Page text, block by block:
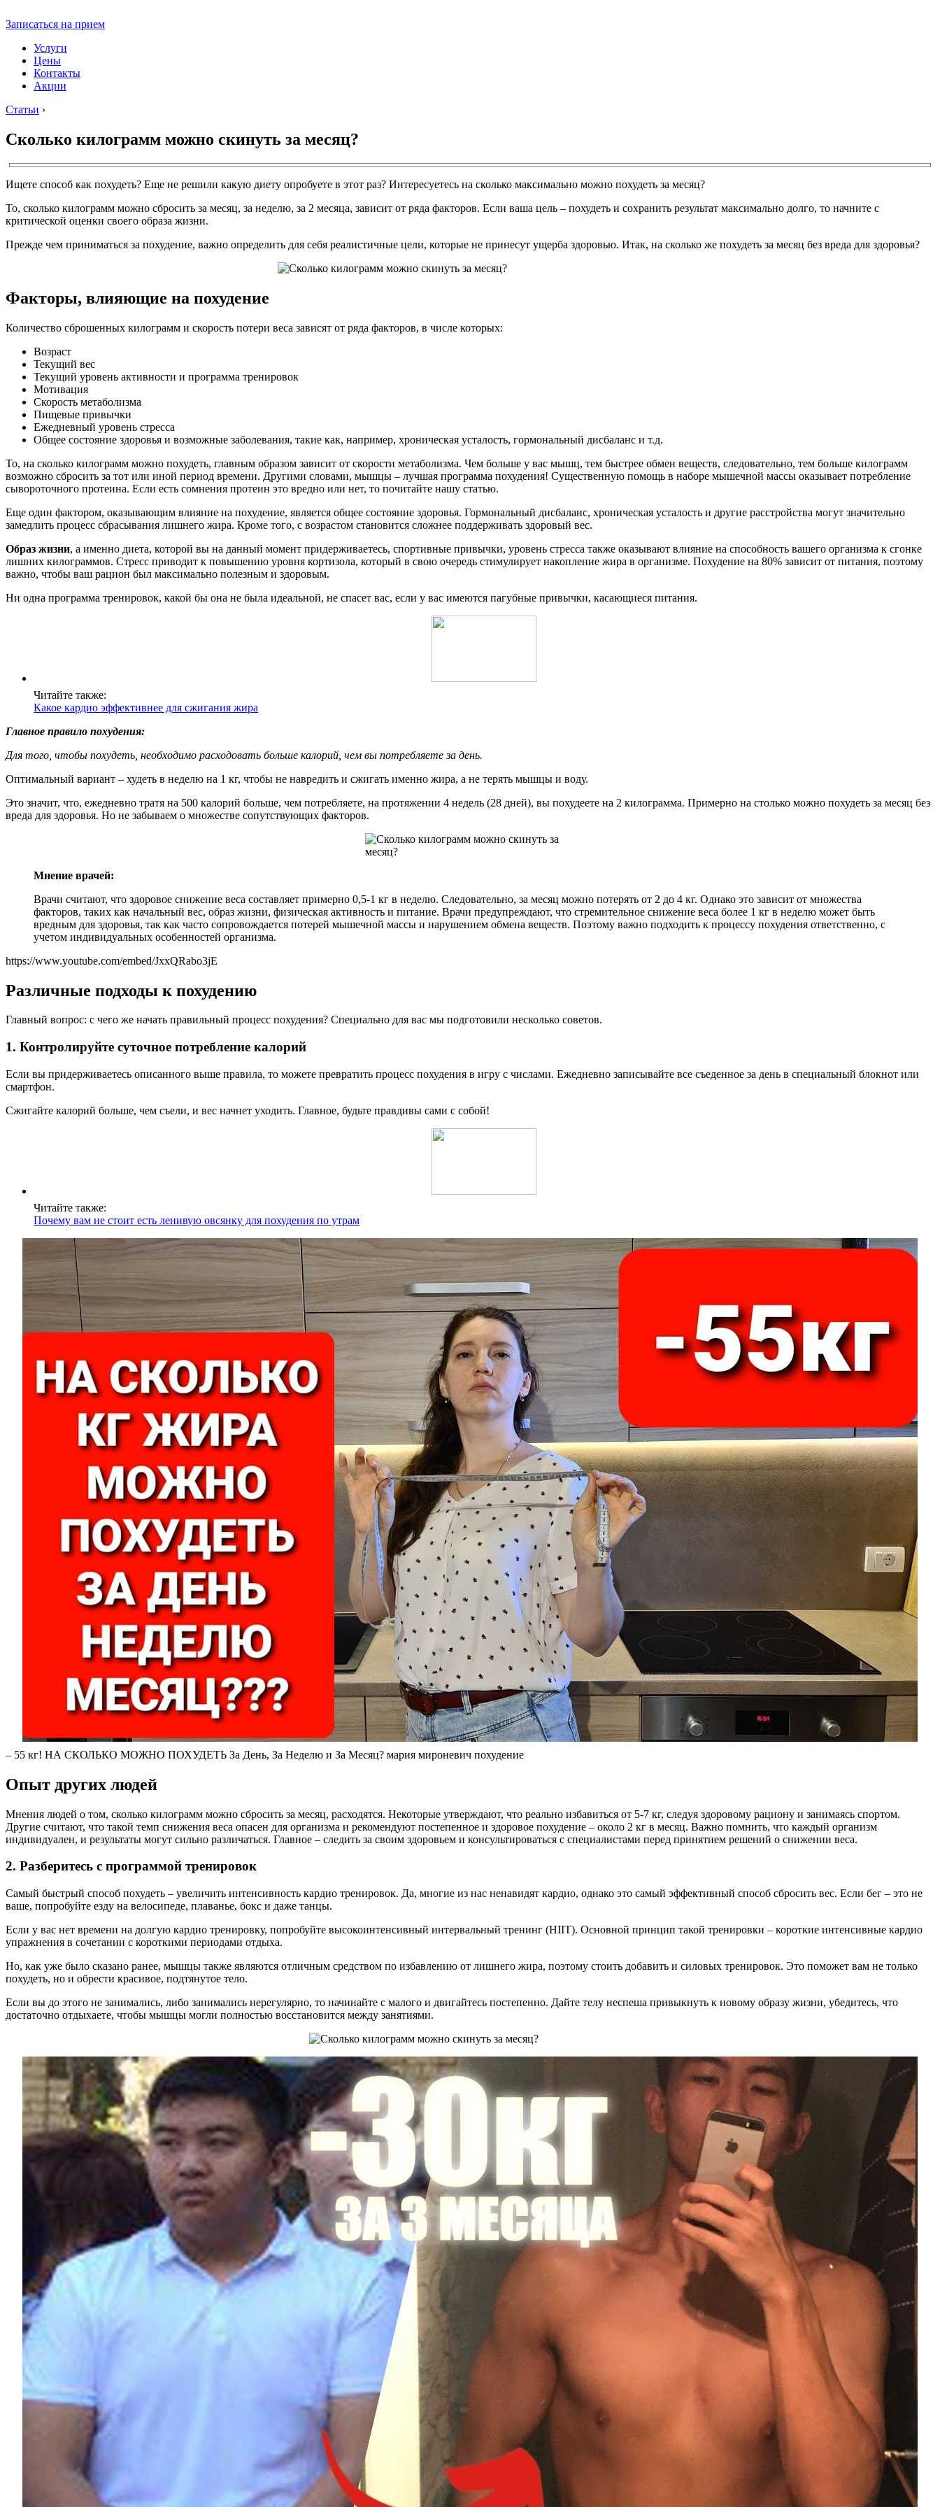
Записаться на прием
Услуги
Цены
Контакты
Акции
Статьи ›
Сколько килограмм можно скинуть за месяц?
Ищете способ как похудеть? Еще не решили какую диету опробуете в этот раз? Интересуетесь на сколько максимально можно похудеть за месяц?
То, сколько килограмм можно сбросить за месяц, за неделю, за 2 месяца, зависит от ряда факторов. Если ваша цель – похудеть и сохранить результат максимально долго, то начните с
критической оценки своего образа жизни.
Прежде чем приниматься за похудение, важно определить для себя реалистичные цели, которые не принесут ущерба здоровью. Итак, на сколько же похудеть за месяц без вреда для здоровья?
Факторы, влияющие на похудение
Количество сброшенных килограмм и скорость потери веса зависят от ряда факторов, в числе которых:
Возраст
Текущий вес
Текущий уровень активности и программа тренировок
Мотивация
Скорость метаболизма
Пищевые привычки
Ежедневный уровень стресса
Общее состояние здоровья и возможные заболевания, такие как, например, хроническая усталость, гормональный дисбаланс и т.д.
То, на сколько килограмм можно похудеть, главным образом зависит от скорости метаболизма. Чем больше у вас мышц, тем быстрее обмен веществ, следовательно, тем больше килограмм
возможно сбросить за тот или иной период времени. Другими словами, мышцы – лучшая программа похудения! Существенную помощь в наборе мышечной массы оказывает потребление
сывороточного протеина. Если есть сомнения протеин это вредно или нет, то почитайте нашу статью.
Еще один фактором, оказывающим влияние на похудение, является общее состояние здоровья. Гормональный дисбаланс, хроническая усталость и другие расстройства могут значительно
замедлить процесс сбрасывания лишнего жира. Кроме того, с возрастом становится сложнее поддерживать здоровый вес.
Образ жизни, а именно диета, которой вы на данный момент придерживаетесь, спортивные привычки, уровень стресса также оказывают влияние на способность вашего организма к сгонке
лишних килограммов. Стресс приводит к повышению уровня кортизола, который в свою очередь стимулирует накопление жира в организме. Похудение на 80% зависит от питания, поэтому
важно, чтобы ваш рацион был максимально полезным и здоровым.
Ни одна программа тренировок, какой бы она не была идеальной, не спасет вас, если у вас имеются пагубные привычки, касающиеся питания.
Читайте также:
Какое кардио эффективнее для сжигания жира
Главное правило похудения:
Для того, чтобы похудеть, необходимо расходовать больше калорий, чем вы потребляете за день.
Оптимальный вариант – худеть в неделю на 1 кг, чтобы не навредить и сжигать именно жира, а не терять мышцы и воду.
Это значит, что, ежедневно тратя на 500 калорий больше, чем потребляете, на протяжении 4 недель (28 дней), вы похудеете на 2 килограмма. Примерно на столько можно похудеть за месяц без
вреда для здоровья. Но не забываем о множестве сопутствующих факторов.
Мнение врачей:
Врачи считают, что здоровое снижение веса составляет примерно 0,5-1 кг в неделю. Следовательно, за месяц можно потерять от 2 до 4 кг. Однако это зависит от множества
факторов, таких как начальный вес, образ жизни, физическая активность и питание. Врачи предупреждают, что стремительное снижение веса более 1 кг в неделю может быть
вредным для здоровья, так как часто сопровождается потерей мышечной массы и нарушением обмена веществ. Поэтому важно подходить к процессу похудения ответственно, с
учетом индивидуальных особенностей организма.
https://www.youtube.com/embed/JxxQRabo3jE
Различные подходы к похудению
Главный вопрос: с чего же начать правильный процесс похудения? Специально для вас мы подготовили несколько советов.
1. Контролируйте суточное потребление калорий
Если вы придерживаетесь описанного выше правила, то можете превратить процесс похудения в игру с числами. Ежедневно записывайте все съеденное за день в специальный блокнот или
смартфон.
Сжигайте калорий больше, чем съели, и вес начнет уходить. Главное, будьте правдивы сами с собой!
Читайте также:
Почему вам не стоит есть ленивую овсянку для похудения по утрам
– 55 кг! НА СКОЛЬКО МОЖНО ПОХУДЕТЬ За День, За Неделю и За Месяц? мария мироневич похудение
Опыт других людей
Мнения людей о том, сколько килограмм можно сбросить за месяц, расходятся. Некоторые утверждают, что реально избавиться от 5-7 кг, следуя здоровому рациону и занимаясь спортом.
Другие считают, что такой темп снижения веса опасен для организма и рекомендуют постепенное и здоровое похудение – около 2 кг в месяц. Важно помнить, что каждый организм
индивидуален, и результаты могут сильно различаться. Главное – следить за своим здоровьем и консультироваться с специалистами перед принятием решений о снижении веса.
2. Разберитесь с программой тренировок
Самый быстрый способ похудеть – увеличить интенсивность кардио тренировок. Да, многие из нас ненавидят кардио, однако это самый эффективный способ сбросить вес. Если бег – это не
ваше, попробуйте езду на велосипеде, плаванье, бокс и даже танцы.
Если у вас нет времени на долгую кардио тренировку, попробуйте высокоинтенсивный интервальный тренинг (HIIT). Основной принцип такой тренировки – короткие интенсивные кардио
упражнения в сочетании с короткими периодами отдыха.
Но, как уже было сказано ранее, мышцы также являются отличным средством по избавлению от лишнего жира, поэтому стоить добавить и силовых тренировок. Это поможет вам не только
похудеть, но и обрести красивое, подтянутое тело.
Если вы до этого не занимались, либо занимались нерегулярно, то начинайте с малого и двигайтесь постепенно. Дайте телу неспеша привыкнуть к новому образу жизни, убедитесь, что
достаточно отдыхаете, чтобы мышцы могли полностью восстановится между занятиями.